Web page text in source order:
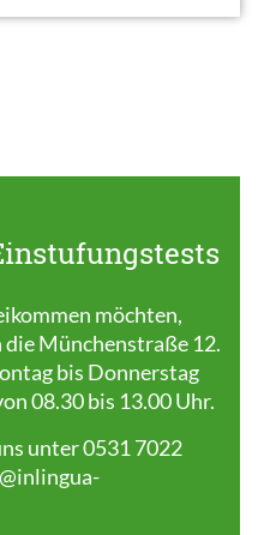
möchten,
die Münchenstraße 12.
bis Donnerstag
08.30 bis 13.00 Uhr.
unter 0531 7022